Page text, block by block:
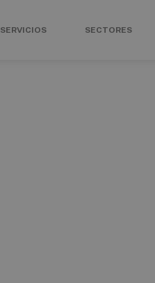
SERVICIOS SECTORES